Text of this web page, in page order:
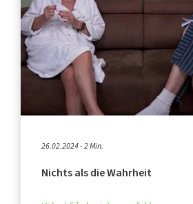
26.02.2024 - 2 Min.
Nichts als die Wahrheit